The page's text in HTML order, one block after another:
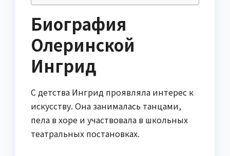
Биография
Олеринской
Ингрид
C детства Ингрид проявляла интерес к
искусству. Она занималась танцами,
пела в хоре и участвовала в школьных
театральных постановках.